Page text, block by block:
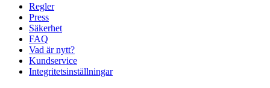
Regler
Press
Säkerhet
FAQ
Vad är nytt?
Kundservice
Integritetsinställningar